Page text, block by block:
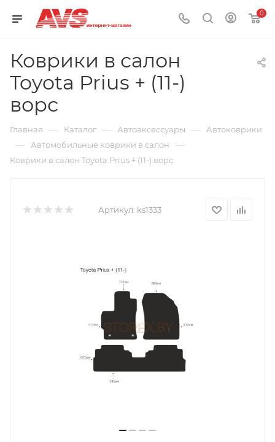
0
Коврики в салон
Toyota Prius + (11-)
ворс
Главная — Каталог — Автоаксессуары — Автоковрики
— Автомобильные коврики в салон —
Коврики в салон Toyota Prius + (11-) ворс
Артикул: ks1333